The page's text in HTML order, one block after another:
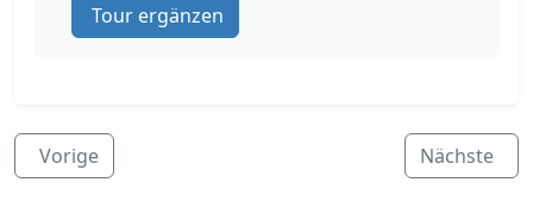
Tour ergänzen
Vorige Nächste